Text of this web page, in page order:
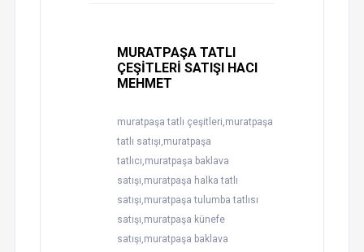
MURATPAŞA TATLI
ÇEŞİTLERİ SATIŞI HACI
MEHMET
muratpaşa tatlı çeşitleri,muratpaşa
tatlı satışı,muratpaşa
tatlıcı,muratpaşa baklava
satışı,muratpaşa halka tatlı
satışı,muratpaşa tulumba tatlısı
satışı,muratpaşa künefe
satışı,muratpaşa baklava